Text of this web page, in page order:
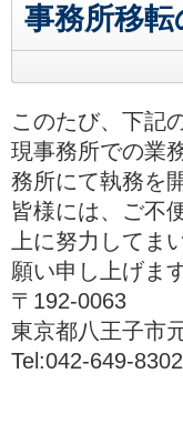
事務所移
このたび、下記
現事務所での業
務所にて執務を
皆様には、ご不
上に努力してま
願い申し上げます
〒192-0063
東京都八王子市
Tel:042-649-